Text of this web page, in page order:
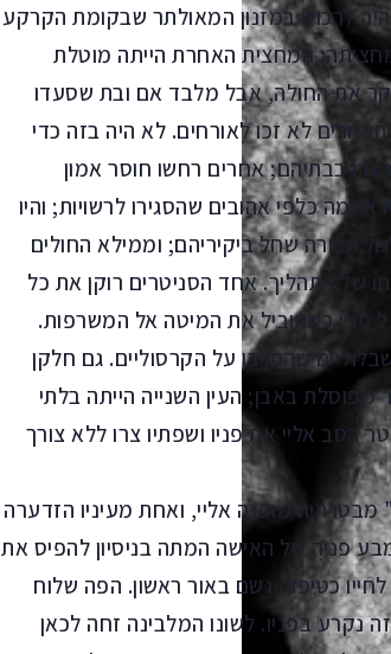
לרכוש במזנון המאולתר שבקומת הקרקע
המחצית האחרת הייתה מוטלת
את החולה, אבל מלבד אם ובת שסעדו
לא זכו לאורחים. לא היה בזה כדי
בבתיהם; אחרים רחשו חוסר אמון
כלפי אהובים שהסגירו לרשויות; והיו
הצורה שחל ביקיריהם; וממילא החולים
של התהליך. אחד הסניטרים רוקן את כל
כשהוביל את המיטה אל המשרפות.
שהתרבו על הקרסוליים. גם חלקן
מפוסלת באבן; העין השנייה הייתה בלתי
הסב אליי את פניו ושפתיו צרו ללא צורך
היה מופנה אליי, ואחת מעיניו הזדערה
פניה של האישה המתה בניסיון להפיס את
כטיפות גשם באור ראשון. הפה שלוח
נקרע בפניו. לשונו המלבינה זחה לכאן